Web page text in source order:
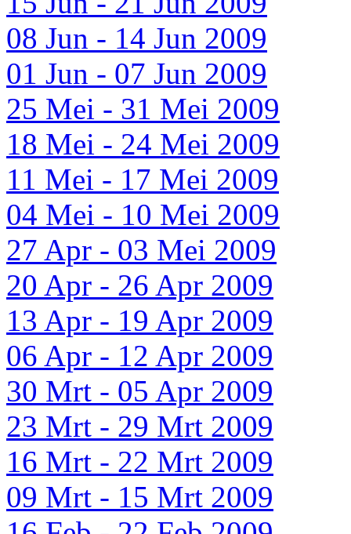
08 Jun - 14 Jun 2009
01 Jun - 07 Jun 2009
25 Mei - 31 Mei 2009
18 Mei - 24 Mei 2009
11 Mei - 17 Mei 2009
04 Mei - 10 Mei 2009
27 Apr - 03 Mei 2009
20 Apr - 26 Apr 2009
13 Apr - 19 Apr 2009
06 Apr - 12 Apr 2009
30 Mrt - 05 Apr 2009
23 Mrt - 29 Mrt 2009
16 Mrt - 22 Mrt 2009
09 Mrt - 15 Mrt 2009